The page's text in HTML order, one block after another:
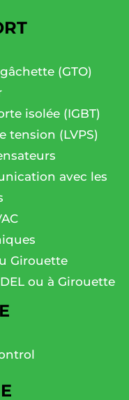
(GTO)
isolée (IGBT)
tension (LVPS)
avec les
Girouette
ou à Girouette